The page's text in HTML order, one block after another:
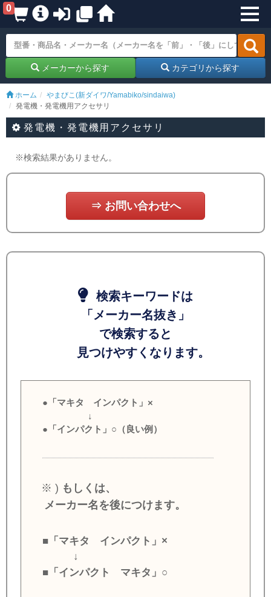
0
メーカーから探す カテゴリから探す
ホーム
やまびこ(新ダイワ/Yamabiko/sindaiwa)
発電機・発電機用アクセサリ
発電機・発電機用アクセサリ
※検索結果がありません。
⇒ お問い合わせへ
検索キーワードは
「メーカー名抜き」
で検索すると
見つけやすくなります。
●「マキタ インパクト」×
↓
●「インパクト」○（良い例）
※ ) もしくは、
メーカー名を後につけます。
■「マキタ インパクト」×
↓
■「インパクト マキタ」○